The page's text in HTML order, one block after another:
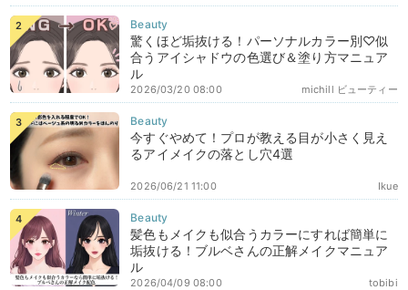
驚くほど垢抜ける！パーソナルカラー別♡似
合うアイシャドウの色選び＆塗り方マニュア
ル
michill ビューティー
2026/03/20 08:00
今すぐやめて！プロが教える目が小さく見え
るアイメイクの落とし穴4選
Ikue
2026/06/21 11:00
髪色もメイクも似合うカラーにすれば簡単に
垢抜ける！ブルベさんの正解メイクマニュア
ル
tobibi
2026/04/09 08:00